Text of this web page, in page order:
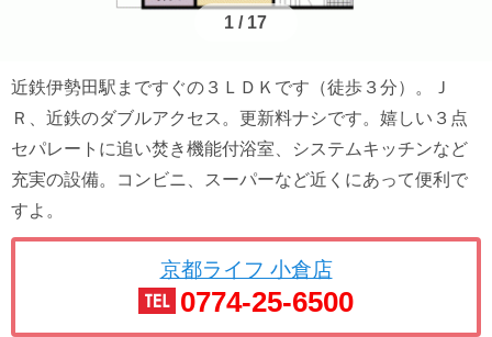
1 / 17
近鉄伊勢田駅まですぐの３ＬＤＫです（徒歩３分）。Ｊ
Ｒ、近鉄のダブルアクセス。更新料ナシです。嬉しい３点
セパレートに追い焚き機能付浴室、システムキッチンなど
充実の設備。コンビニ、スーパーなど近くにあって便利で
すよ。
京都ライフ 小倉店
0774-25-6500